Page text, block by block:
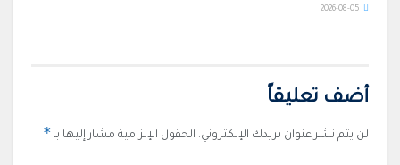
أضف تعليقاً
لن يتم نشر عنوان بريدك الإلكتروني. الحقول الإلزامية مشار إليها بـ *